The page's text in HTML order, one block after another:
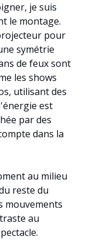
je suis
le montage.
pour
symétrie
de feux sont
les shows
utilisant des
est
par des
dans la
au milieu
reste du
mouvements
au